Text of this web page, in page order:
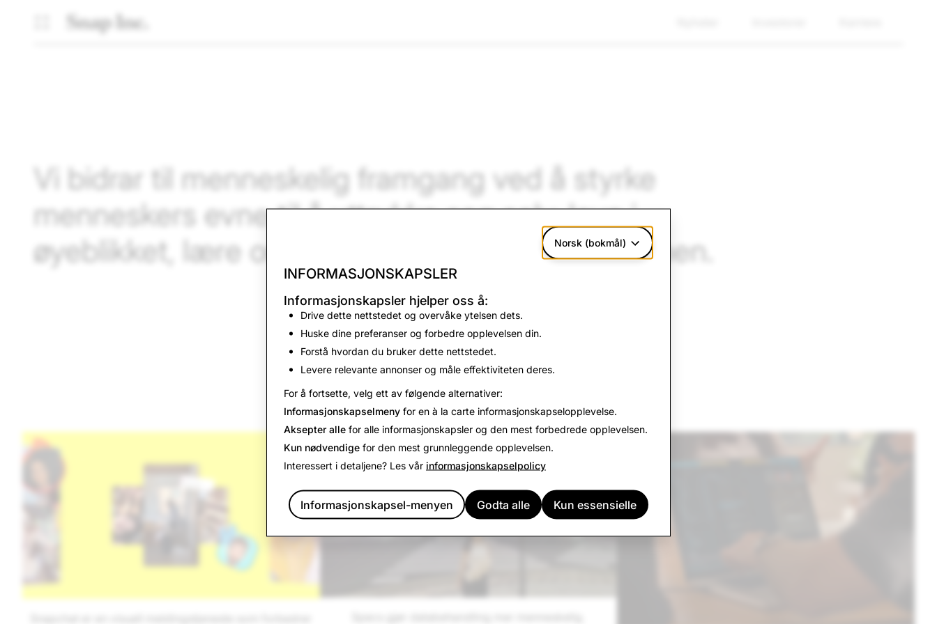
Vi bidrar til menneskelig framgang ved å styrke
menneskers evne til å uttrykke seg selv, leve i
øyeblikket, lære om verden og ha det gøy sammen.
VÅRE PRODUKTER OG TJENESTER
Norsk (bokmål)
INFORMASJONSKAPSLER
Informasjonskapsler hjelper oss å:
Drive dette nettstedet og overvåke ytelsen dets.
Huske dine preferanser og forbedre opplevelsen din.
Forstå hvordan du bruker dette nettstedet.
Levere relevante annonser og måle effektiviteten deres.
For å fortsette, velg ett av følgende alternativer:
Informasjonskapselmeny for en à la carte informasjonskapselopplevelse.
Aksepter alle for alle informasjonskapsler og den mest forbedrede opplevelsen.
Kun nødvendige for den mest grunnleggende opplevelsen.
Interessert i detaljene? Les vår informasjonskapselpolicy
Kun essensielle
Godta alle
Informasjonskapsel-menyen